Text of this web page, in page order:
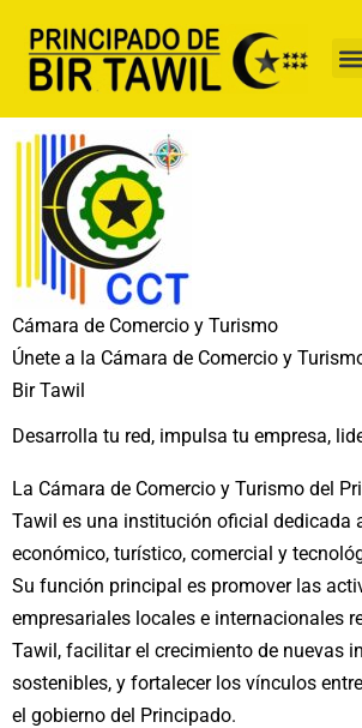
contenido
Cámara de Comercio y Turismo
Únete a la Cámara de Comercio y
Bir Tawil
Desarrolla tu red, impulsa tu empresa,
La Cámara de Comercio y Turismo del
Tawil es una institución oficial dedicada
económico, turístico, comercial y
Su función principal es promover las
empresariales locales e internacionales
Tawil, facilitar el crecimiento de nuevas
sostenibles, y fortalecer los vínculos
el gobierno del Principado.